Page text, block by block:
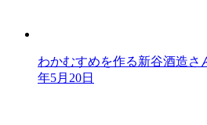
わかむすめを作る新谷酒造さ
年5月20日